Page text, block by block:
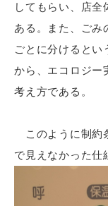
してもらい、店
ある。また、ごみ
ごとに分けるとい
から、エコロジー
考え方である。
このように制約
で見えなかった仕